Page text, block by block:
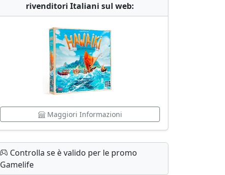
rivenditori Italiani sul web:
Maggiori Informazioni
Controlla se è valido per le promo
Gamelife